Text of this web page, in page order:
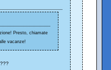
Presto, chiamate
vacanze!